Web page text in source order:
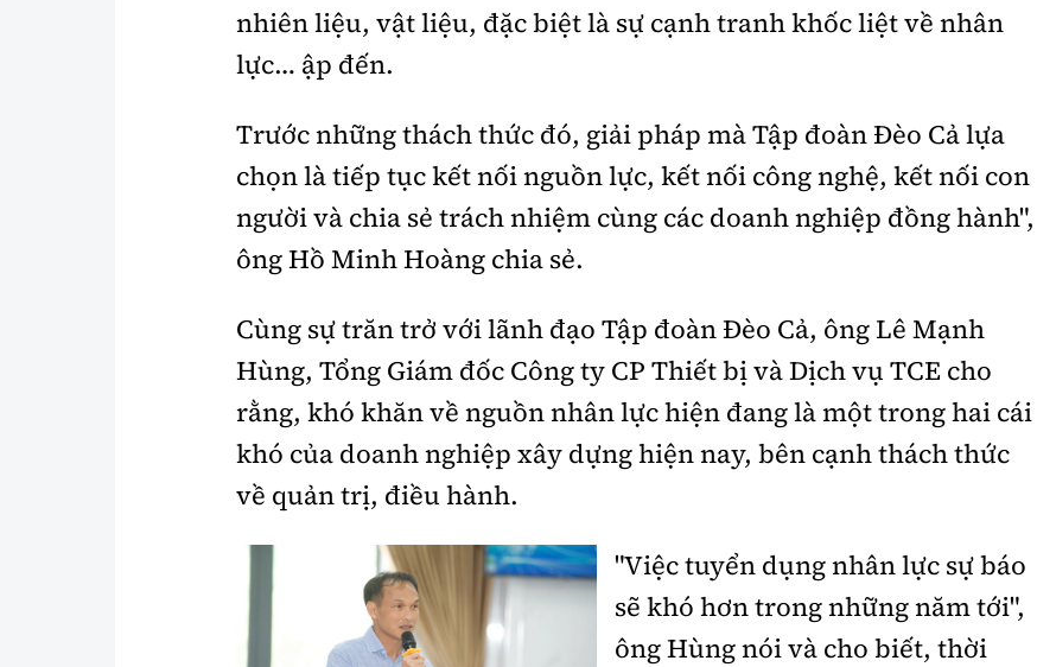
nhiên liệu, vật liệu, đặc biệt là sự cạnh tranh khốc liệt về nhân
lực… ập đến.
Trước những thách thức đó, giải pháp mà Tập đoàn Đèo Cả lựa
chọn là tiếp tục kết nối nguồn lực, kết nối công nghệ, kết nối con
người và chia sẻ trách nhiệm cùng các doanh nghiệp đồng hành",
ông Hồ Minh Hoàng chia sẻ.
Cùng sự trăn trở với lãnh đạo Tập đoàn Đèo Cả, ông Lê Mạnh
Hùng, Tổng Giám đốc Công ty CP Thiết bị và Dịch vụ TCE cho
rằng, khó khăn về nguồn nhân lực hiện đang là một trong hai cái
khó của doanh nghiệp xây dựng hiện nay, bên cạnh thách thức
về quản trị, điều hành.
"Việc tuyển dụng nhân lực sự báo
sẽ khó hơn trong những năm tới",
ông Hùng nói và cho biết, thời